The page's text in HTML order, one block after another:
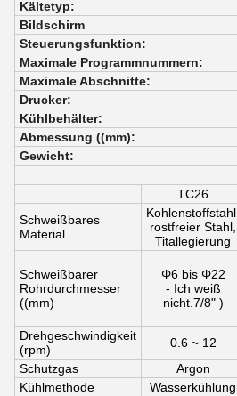
Kältetyp:
Bildschirm
Steuerungsfunktion:
Maximale Programmnummern:
Maximale Abschnitte:
Drucker:
Kühlbehälter:
Abmessung ((mm):
Gewicht:
TC26
Schweißbares
Material
Kohlenstoffstahl,
rostfreier Stahl,
Titallegierung
Schweißbarer
Rohrdurchmesser
((mm)
Φ6 bis Φ22
- Ich weiß
nicht. 7/8" )
Drehgeschwindigkeit
(rpm)
0.6 ~ 12
Schutzgas
Argon
Kühlmethode
Wasserkühlung